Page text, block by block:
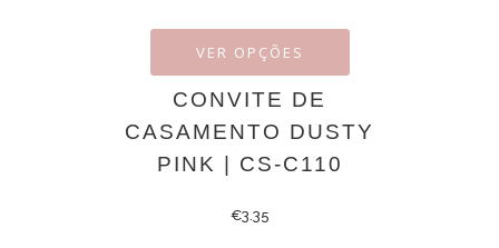
VER OPÇÕES
CONVITE DE
CASAMENTO DUSTY
PINK | CS-C110
€3.35